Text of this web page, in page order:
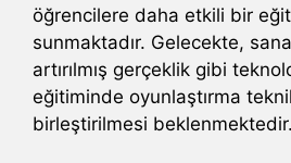
öğrencilere daha etkili bir
sunmaktadır. Gelecekte,
artırılmış gerçeklik gibi
eğitiminde oyunlaştırma
birleştirilmesi beklenmektedir.